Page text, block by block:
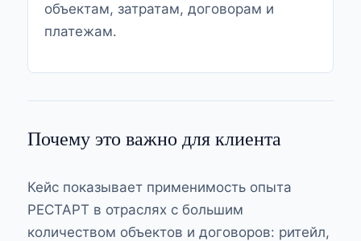
объектам, затратам, договорам и
платежам.
Почему это важно для клиента
Кейс показывает применимость опыта
РЕСТАРТ в отраслях с большим
количеством объектов и договоров: ритейл,